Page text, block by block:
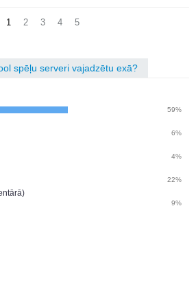
1 2 3 4 5
spēļu serveri vajadzētu exā?
59%
6%
4%
22%
9%